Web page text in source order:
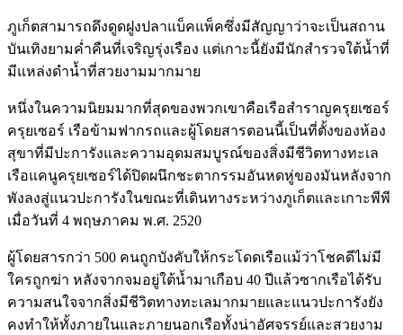
ภูเก็ตสามารถดึงดูดฝูงปลาแบ็คแพ็คซึ่งมีสัญญาว่าจะเป็นสถาน
บันเทิงยามค่ำคืนที่เจริญรุ่งเรือง แต่เกาะนี้ยังมีนักสำรวจใต้น้ำที่
มีแหล่งดำน้ำที่สวยงามมากมาย
หนึ่งในความนิยมมากที่สุดของพวกเขาคือเรือสำราญครุยเซอร์
ครุยเซอร์ เรือข้ามฟากรถและผู้โดยสารตอนนี้เป็นที่ตั้งของห้อง
สุขาที่มีปะการังและความอุดมสมบูรณ์ของสิ่งมีชีวิตทางทะเล
เรือแคนูครุยเซอร์ได้ปิดผนึกชะตากรรมอันหดหู่ของมันหลังจาก
พังลงสู่แนวปะการังในขณะที่เดินทางระหว่างภูเก็ตและเกาะพีพี
เมื่อวันที่ 4 พฤษภาคม พ.ศ. 2520
ผู้โดยสารกว่า 500 คนถูกบังคับให้กระโดดเรือแม้ว่าโชคดีไม่มี
ใครถูกฆ่า หลังจากจมอยู่ใต้น้ำมาเกือบ 40 ปีแล้วซากเรือได้รับ
ความสนใจจากสิ่งมีชีวิตทางทะเลมากมายและแนวปะการังยัง
คงทำให้ทั้งภายในและภายนอกเรือทั้งน่าอัศจรรย์และสวยงาม